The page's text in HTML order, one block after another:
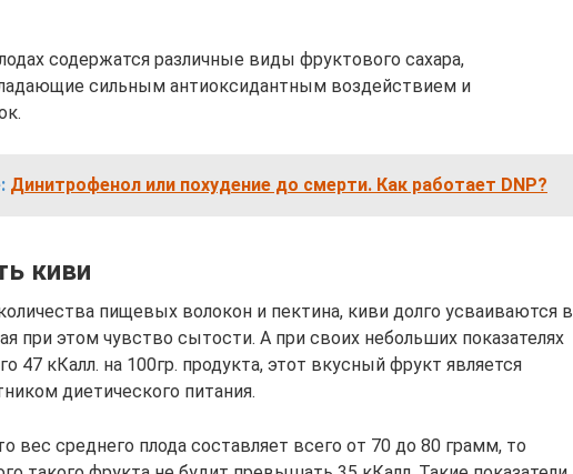
содержатся различные виды фруктового сахара,
сильным антиоксидантным воздействием и
Динитрофенол или похудение до смерти. Как работает DNP?
киви
пищевых волокон и пектина, киви долго усваиваются в
при этом чувство сытости. А при своих небольших показателях
47 кКалл. на 100гр. продукта, этот вкусный фрукт является
диетического питания.
вес среднего плода составляет всего от 70 до 80 грамм, то